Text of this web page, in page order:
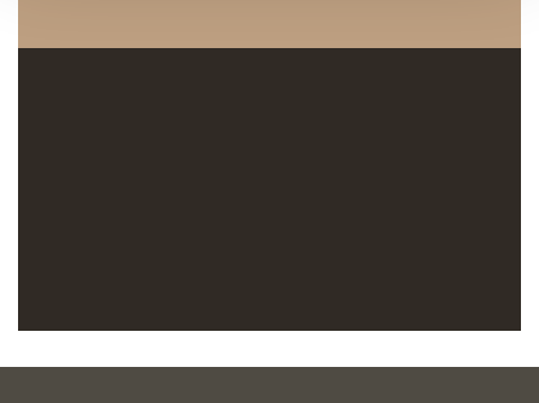
haben oder die sie im Rahmen Ihrer Nutzung der Dienste